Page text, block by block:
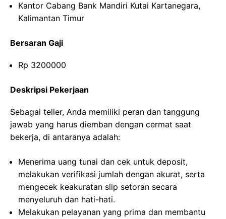
Kantor Cabang Bank Mandiri Kutai Kartanegara,
Kalimantan Timur
Bersaran Gaji
Rp 3200000
Deskripsi Pekerjaan
Sebagai teller, Anda memiliki peran dan tanggung
jawab yang harus diemban dengan cermat saat
bekerja, di antaranya adalah:
Menerima uang tunai dan cek untuk deposit,
melakukan verifikasi jumlah dengan akurat, serta
mengecek keakuratan slip setoran secara
menyeluruh dan hati-hati.
Melakukan pelayanan yang prima dan membantu